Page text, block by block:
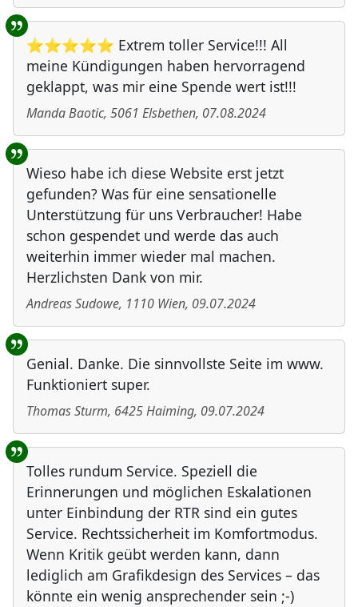
⭐⭐⭐⭐⭐ Extrem toller Service!!! All
meine Kündigungen haben hervorragend
geklappt, was mir eine Spende wert ist!!!
Manda Baotic, 5061 Elsbethen, 07.08.2024
Wieso habe ich diese Website erst jetzt
gefunden? Was für eine sensationelle
Unterstützung für uns Verbraucher! Habe
schon gespendet und werde das auch
weiterhin immer wieder mal machen.
Herzlichsten Dank von mir.
Andreas Sudowe, 1110 Wien, 09.07.2024
Genial. Danke. Die sinnvollste Seite im www.
Funktioniert super.
Thomas Sturm, 6425Haiming, 09.07.2024
Tolles rundum Service. Speziell die
Erinnerungen und möglichen Eskalationen
unter Einbindung der RTR sind ein gutes
Service. Rechtssicherheit im Komfortmodus.
Wenn Kritik geübt werden kann, dann
lediglich am Grafikdesign des Services – das
könnte ein wenig ansprechender sein ;-)